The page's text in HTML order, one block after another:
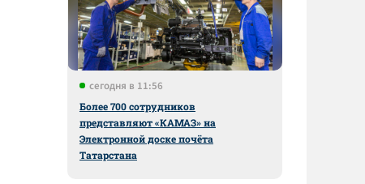
сегодня в 11:56
Более 700 сотрудников
представляют «КАМАЗ» на
Электронной доске почёта
Татарстана